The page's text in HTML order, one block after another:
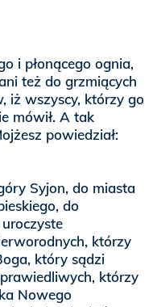
i płonącego ognia,
też do grzmiących
iż wszyscy, którzy go
mówił. A tak
powiedział:
Syjon, do miasta
do
którzy
który sądzi
którzy
Nowego